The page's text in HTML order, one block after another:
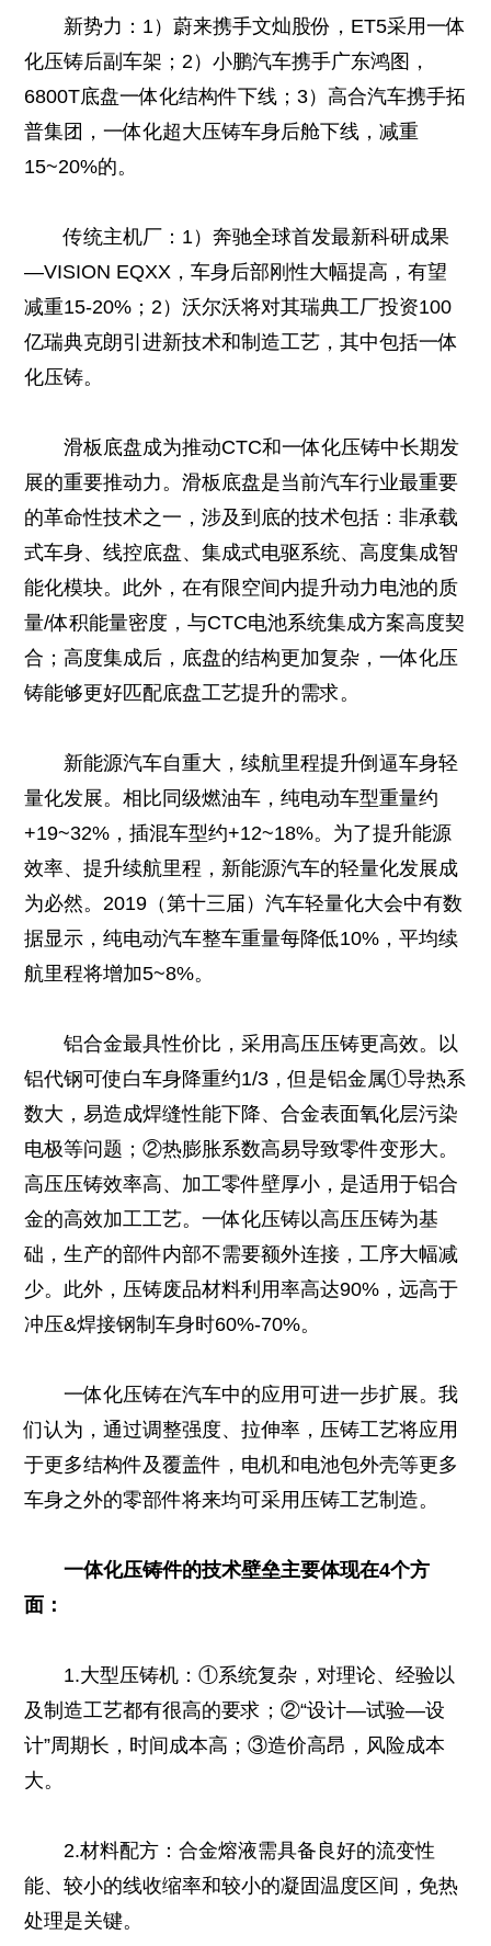
新势力：1）蔚来携手文灿股份，ET5采用一体
化压铸后副车架；2）小鹏汽车携手广东鸿图，
6800T底盘一体化结构件下线；3）高合汽车携手拓
普集团，一体化超大压铸车身后舱下线，减重
15~20%的。
传统主机厂：1）奔驰全球首发最新科研成果
—VISION EQXX，车身后部刚性大幅提高，有望
减重15-20%；2）沃尔沃将对其瑞典工厂投资100
亿瑞典克朗引进新技术和制造工艺，其中包括一体
化压铸。
滑板底盘成为推动CTC和一体化压铸中长期发
展的重要推动力。滑板底盘是当前汽车行业最重要
的革命性技术之一，涉及到底的技术包括：非承载
式车身、线控底盘、集成式电驱系统、高度集成智
能化模块。此外，在有限空间内提升动力电池的质
量/体积能量密度，与CTC电池系统集成方案高度契
合；高度集成后，底盘的结构更加复杂，一体化压
铸能够更好匹配底盘工艺提升的需求。
新能源汽车自重大，续航里程提升倒逼车身轻
量化发展。相比同级燃油车，纯电动车型重量约
+19~32%，插混车型约+12~18%。为了提升能源
效率、提升续航里程，新能源汽车的轻量化发展成
为必然。2019（第十三届）汽车轻量化大会中有数
据显示，纯电动汽车整车重量每降低10%，平均续
航里程将增加5~8%。
铝合金最具性价比，采用高压压铸更高效。以
铝代钢可使白车身降重约1/3，但是铝金属①导热系
数大，易造成焊缝性能下降、合金表面氧化层污染
电极等问题；②热膨胀系数高易导致零件变形大。
高压压铸效率高、加工零件壁厚小，是适用于铝合
金的高效加工工艺。一体化压铸以高压压铸为基
础，生产的部件内部不需要额外连接，工序大幅减
少。此外，压铸废品材料利用率高达90%，远高于
冲压&焊接钢制车身时60%-70%。
一体化压铸在汽车中的应用可进一步扩展。我
们认为，通过调整强度、拉伸率，压铸工艺将应用
于更多结构件及覆盖件，电机和电池包外壳等更多
车身之外的零部件将来均可采用压铸工艺制造。
一体化压铸件的技术壁垒主要体现在4个方
面：
1.大型压铸机：①系统复杂，对理论、经验以
及制造工艺都有很高的要求；②“设计—试验—设
计”周期长，时间成本高；③造价高昂，风险成本
大。
2.材料配方：合金熔液需具备良好的流变性
能、较小的线收缩率和较小的凝固温度区间，免热
处理是关键。